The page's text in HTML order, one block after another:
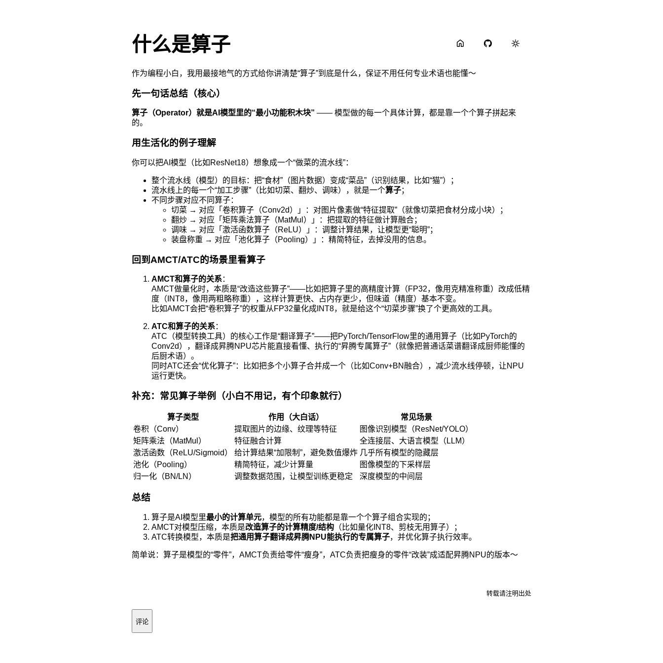
什么是算子
作为编程小白，我用最接地气的方式给你讲清楚“算子”到底是什么，保证不用任何专业术语也能懂～
先一句话总结（核心）
算子（Operator）就是AI模型里的“最小功能积木块” —— 模型做的每一个具体计算，都是靠一个个算子拼起来
的。
用生活化的例子理解
你可以把AI模型（比如ResNet18）想象成一个“做菜的流水线”：
整个流水线（模型）的目标：把“食材”（图片数据）变成“菜品”（识别结果，比如“猫”）；
流水线上的每一个“加工步骤”（比如切菜、翻炒、调味），就是一个算子；
不同步骤对应不同算子：
切菜 → 对应「卷积算子（Conv2d）」：对图片像素做“特征提取”（就像切菜把食材分成小块）；
翻炒 → 对应「矩阵乘法算子（MatMul）」：把提取的特征做计算融合；
调味 → 对应「激活函数算子（ReLU）」：调整计算结果，让模型更“聪明”；
装盘称重 → 对应「池化算子（Pooling）」：精简特征，去掉没用的信息。
回到AMCT/ATC的场景里看算子
AMCT和算子的关系：
AMCT做量化时，本质是“改造这些算子”——比如把算子里的高精度计算（FP32，像用克精准称重）改成低精
度（INT8，像用两粗略称重），这样计算更快、占内存更少，但味道（精度）基本不变。
比如AMCT会把“卷积算子”的权重从FP32量化成INT8，就是给这个“切菜步骤”换了个更高效的工具。
ATC和算子的关系：
ATC（模型转换工具）的核心工作是“翻译算子”——把PyTorch/TensorFlow里的通用算子（比如PyTorch的
Conv2d），翻译成昇腾NPU芯片能直接看懂、执行的“昇腾专属算子”（就像把普通话菜谱翻译成厨师能懂的
后厨术语）。
同时ATC还会“优化算子”：比如把多个小算子合并成一个（比如Conv+BN融合），减少流水线停顿，让NPU
运行更快。
补充：常见算子举例（小白不用记，有个印象就行）
算子类型 作用（大白话）
常见场景
卷积（Conv）
提取图片的边缘、纹理等特征
图像识别模型（ResNet/YOLO）
矩阵乘法（MatMul）
特征融合计算
全连接层、大语言模型（LLM）
激活函数（ReLU/Sigmoid）
给计算结果“加限制”，避免数值爆炸 几乎所有模型的隐藏层
池化（Pooling）
精简特征，减少计算量
图像模型的下采样层
归一化（BN/LN）
调整数据范围，让模型训练更稳定 深度模型的中间层
总结
算子是AI模型里最小的计算单元，模型的所有功能都是靠一个个算子组合实现的；
AMCT对模型压缩，本质是改造算子的计算精度/结构 （比如量化INT8、剪枝无用算子）；
ATC转换模型，本质是把通用算子翻译成昇腾NPU能执行的专属算子，并优化算子执行效率。
简单说：算子是模型的“零件”，AMCT负责给零件“瘦身”，ATC负责把瘦身的零件“改装”成适配昇腾NPU的版本～
转载请注明出处
评论